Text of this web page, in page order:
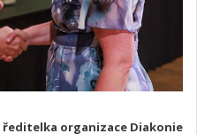
ředitelka organizace Diakonie